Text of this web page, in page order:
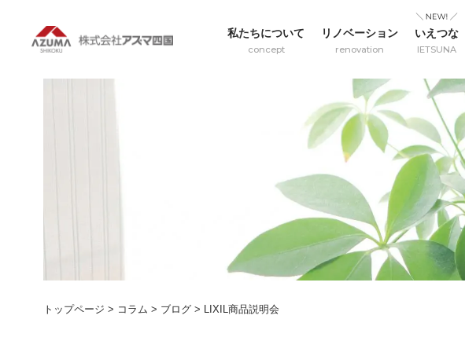
私たちについて
concept
リノベーション
renovation
いえつな
IETSUNA
トップページ > コラム > ブログ > LIXIL商品説明会